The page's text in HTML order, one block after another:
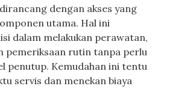
dengan akses yang
utama. Hal ini
dalam melakukan perawatan,
pemeriksaan rutin tanpa perlu
penutup. Kemudahan ini tentu
servis dan menekan biaya